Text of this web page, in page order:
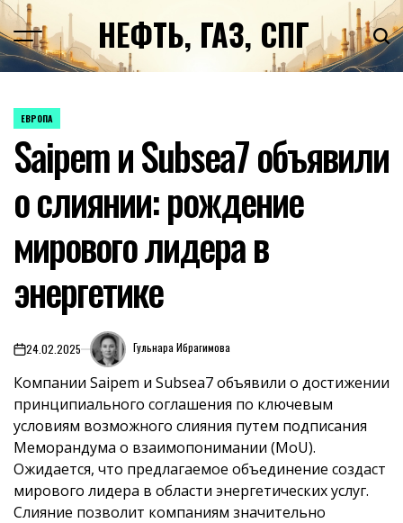
Перейти
к
содержимомуНЕФТЬ, ГАЗ, СПГ
ОПУБЛИКОВАНО
ЕВРОПА
Saipem и Subsea7 объявили
о слиянии: рождение
мирового лидера в
энергетике
on24.02.2025 Гульнара Ибрагимова
Компании Saipem и Subsea7 объявили о достижении
принципиального соглашения по ключевым
условиям возможного слияния путем подписания
Меморандума о взаимопонимании (MoU).
Ожидается, что предлагаемое объединение создаст
мирового лидера в области энергетических услуг.
Слияние позволит компаниям значительно